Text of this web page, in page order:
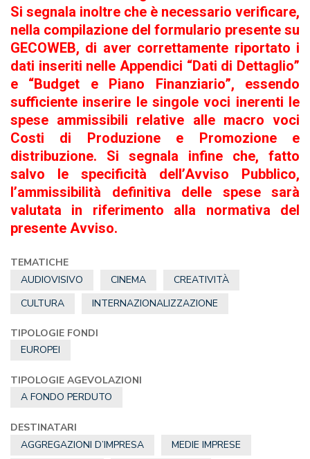
Si segnala inoltre che è necessario verificare,
nella compilazione del formulario presente su
GECOWEB, di aver correttamente riportato i
dati inseriti nelle Appendici “Dati di Dettaglio”
e “Budget e Piano Finanziario”, essendo
sufficiente inserire le singole voci inerenti le
spese ammissibili relative alle macro voci
Costi di Produzione e Promozione e
distribuzione. Si segnala infine che, fatto
salvo le specificità dell’Avviso Pubblico,
l’ammissibilità definitiva delle spese sarà
valutata in riferimento alla normativa del
presente Avviso.
TEMATICHE
AUDIOVISIVO
CINEMA
CREATIVITÀ
CULTURA
INTERNAZIONALIZZAZIONE
TIPOLOGIE FONDI
EUROPEI
TIPOLOGIE AGEVOLAZIONI
A FONDO PERDUTO
DESTINATARI
AGGREGAZIONI D’IMPRESA
MEDIE IMPRESE